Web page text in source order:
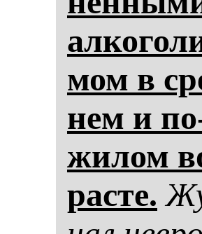
мом в
нем и
жи­лом
рас­те.